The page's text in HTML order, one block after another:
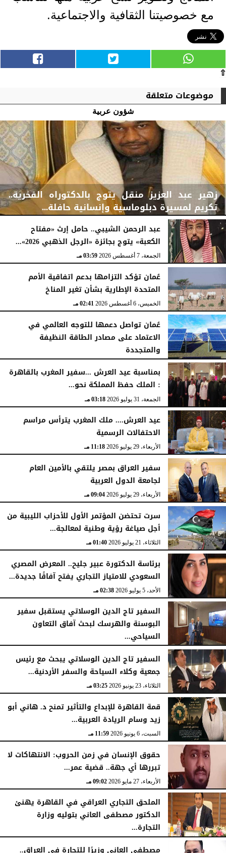
مع خصوصيتنا الثقافية والاجتماعية.
⇧
موضوعات متعلقة
شؤون عربية
زهير عبد العزيز منقل يتوج بالدكتوراه الفخرية..
تكريم لمسيرة دبلوماسية وإنسانية حافلة...
الجمعة، 7 أغسطس 2026 04:08 مـ
عبد الرحمن الشيبي.. حامل إرث «مفتاح
الكعبة» يتوج بجائزة «الرجل الذهبي 2026»...
الجمعة، 7 أغسطس 2026 03:59 مـ
عُمان تؤكد التزامها بدعم اتفاقية الأمم
المتحدة الإطارية بشأن تغير المناخ
الخميس، 6 أغسطس 2026 02:41 مـ
عُمان تواصل دعمها للتوجه العالمي في
الاعتماد على مصادر الطاقة النظيفة
والمتجددة
الخميس، 6 أغسطس 2026
بمناسبة عيد العرش ...سفير المغرب بالقاهرة
: الملك حفظ المملكة نحو...
الجمعة، 31 يوليو 2026 03:18 مـ
عيد العرش.... ملك المغرب يترأس مراسم
الاحتفالات الرسمية
الأربعاء، 29 يوليو 2026 11:18 مـ
سفير العراق بمصر يلتقي بالأمين العام
لجامعة الدول العربية
الأربعاء، 29 يوليو 2026 09:04 مـ
سرت تحتضن المؤتمر الأول للأحزاب الليبية من
أجل صياغة رؤية وطنية لمعالجة...
الثلاثاء، 21 يوليو 2026 01:40 مـ
برئاسة الدكتورة عبير جليح.. المعرض المصري
السعودي للامتياز التجاري يفتح آفاقًا جديدة...
الأحد، 5 يوليو 2026 02:38 مـ
السفير تاج الدين الوسلاتي يستقبل سفير
البوسنة والهرسك لبحث آفاق التعاون
السياحي...
الثلاثاء، 23 يونيو 2026 03:33 مـ
السفير تاج الدين الوسلاتي يبحث مع رئيس
جمعية وكلاء السياحة والسفر الأردنية...
الثلاثاء، 23 يونيو 2026 03:25 مـ
قمة القاهرة للإبداع والتأثير تمنح د. هاني أبو
زيد وسام الريادة العربية...
السبت، 6 يونيو 2026 11:59 مـ
حقوق الإنسان في زمن الحروب: الانتهاكات لا
تبررها أي جهة.. قضية عمر...
الأربعاء، 27 مايو 2026 09:02 مـ
الملحق التجاري العراقي في القاهرة يهنئ
الدكتور مصطفى العاني بتوليه وزارة
التجارة...
الجمعة، 15 مايو 2026